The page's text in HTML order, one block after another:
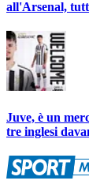
all'Arsenal,
Juve, è un
tre inglesi